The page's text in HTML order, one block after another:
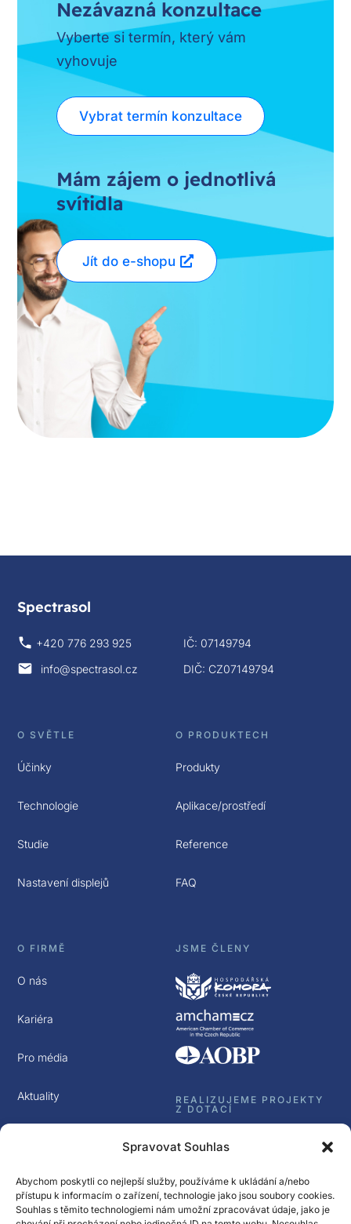
Spravovat Souhlas
Abychom poskytli co nejlepší služby, používáme k ukládání a/nebo
přístupu k informacím o zařízení, technologie jako jsou soubory cookies.
Souhlas s těmito technologiemi nám umožní zpracovávat údaje, jako je
Nezávazná konzultace
Vyberte si termín, který vám
vyhovuje
Vybrat termín konzultace
Mám zájem o jednotlivá
svítidla
Jít do e-shopu
Spectrasol
+420 776 293 925
info@spectrasol.cz
IČ: 07149794
DIČ: CZ07149794
O SVĚTLE
Účinky
Technologie
Studie
Nastavení displejů
O PRODUKTECH
Produkty
Aplikace/prostředí
Reference
FAQ
O FIRMĚ
O nás
Kariéra
Pro média
Aktuality
JSME ČLENY
REALIZUJEME PROJEKTY
Z DOTACÍ